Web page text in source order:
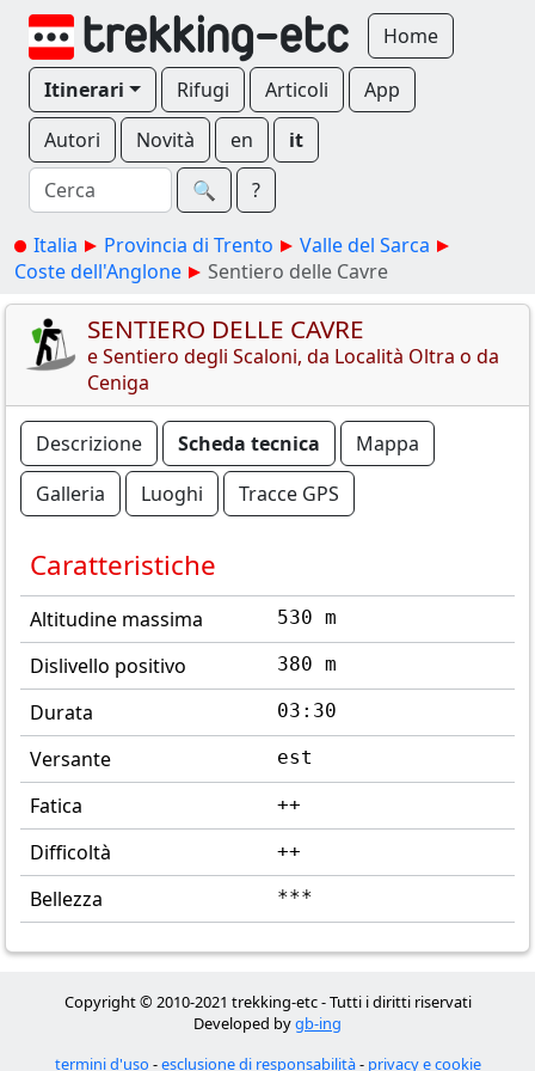
Home
Itinerari Rifugi Articoli
App
Autori
Novità en
it
🔍︎
?
Italia Provincia di Trento
Valle del Sarca
Coste dell'Anglone
Sentiero delle Cavre
SENTIERO DELLE CAVRE
e Sentiero degli Scaloni, da Località Oltra o da
Ceniga
Descrizione Scheda tecnica
Mappa
Galleria
Luoghi Tracce GPS
Caratteristiche
Altitudine massima 530 m
Dislivello positivo 380 m
Durata 03:30
Versante est
Fatica ++
Difficoltà ++
Bellezza ***
Copyright © 2010-2021 trekking-etc - Tutti i diritti riservati
Developed bygb-ing
termini d'uso -esclusione di responsabilità- privacy e cookie